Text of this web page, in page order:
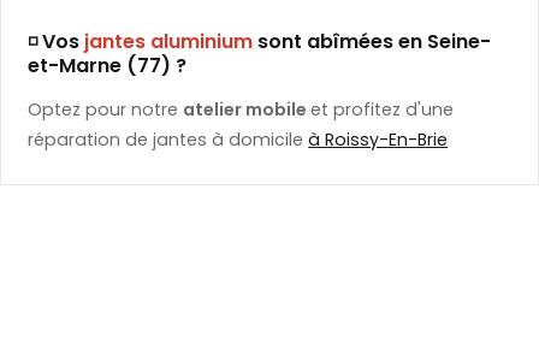
◽ Vosjantes aluminiumsont abîmées en Seine-
et-Marne (77) ?
Optez pour notre atelier mobileet profitez d'une
réparation de jantes à domicileà Roissy-En-Brie